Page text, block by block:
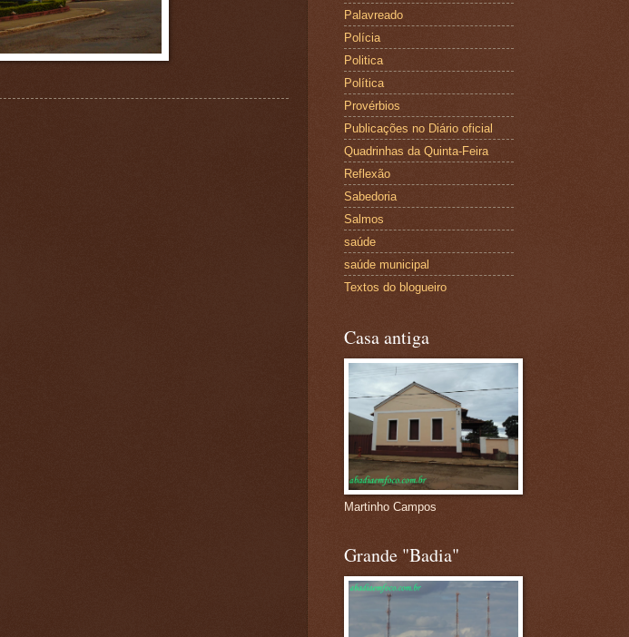
Palavreado
Polícia
Politica
Política
Provérbios
Publicações no Diário oficial
Quadrinhas da Quinta-Feira
Reflexão
Sabedoria
Salmos
saúde
saúde municipal
Textos do blogueiro
Casa antiga
Martinho Campos
Grande "Badia"